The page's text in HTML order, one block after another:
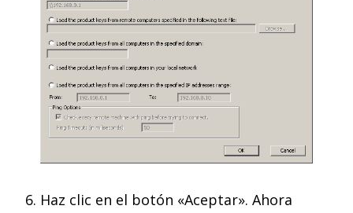
Haz clic en el botón «Aceptar». Ahora